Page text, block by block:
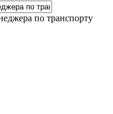
по транспорту